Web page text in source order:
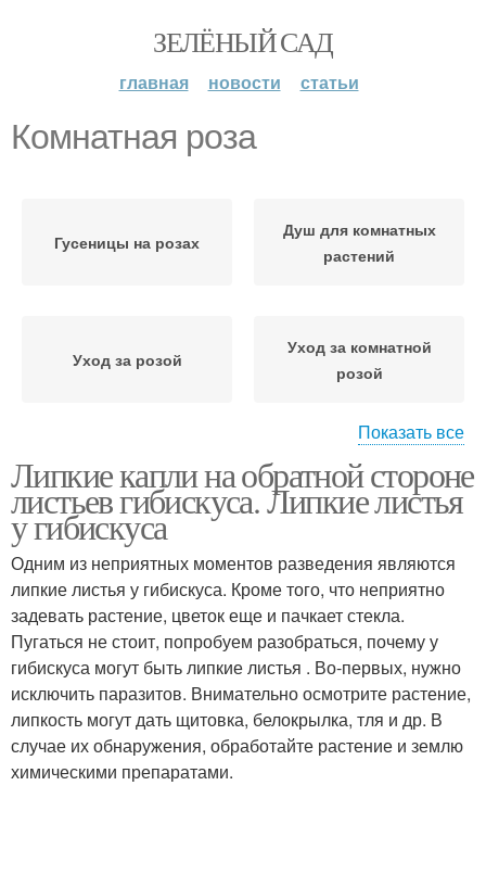
ЗЕЛЁНЫЙ САД
главная новости статьи
Комнатная роза
Гусеницы на розах
Душ для комнатных
растений
Уход за розой
Уход за комнатной
розой
Бенгальская роза Уход за розами
Розы к новым условиям
Уход за комнатными
розами
Роза в горшке Комнатные растения
Показать все
Липкие капли на обратной стороне
листьев гибискуса. Липкие листья
у гибискуса
Одним из неприятных моментов разведения являются
липкие листья у гибискуса. Кроме того, что неприятно
задевать растение, цветок еще и пачкает стекла.
Пугаться не стоит, попробуем разобраться, почему у
гибискуса могут быть липкие листья . Во-первых, нужно
исключить паразитов. Внимательно осмотрите растение,
липкость могут дать щитовка, белокрылка, тля и др. В
случае их обнаружения, обработайте растение и землю
химическими препаратами.